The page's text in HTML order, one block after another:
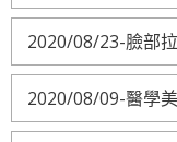
2020/08/23-臉部
2020/08/09-醫學